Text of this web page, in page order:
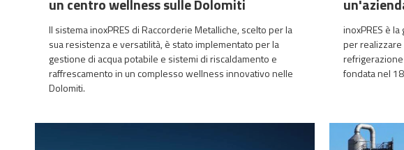
un centro wellness sulle Dolomiti
Il sistema inoxPRES di Raccorderie Metalliche, scelto per la
sua resistenza e versatilità, è stato implementato per la
gestione di acqua potabile e sistemi di riscaldamento e
raffrescamento in un complesso wellness innovativo nelle
Dolomiti.
inoxPRES è
per realizzare
refrigerazione
fondata nel